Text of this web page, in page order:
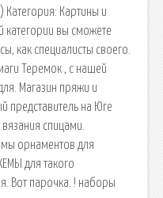
Категория: Картины и
категории вы сможете
как специалисты своего.
Теремок , с нашей
Магазин пряжи и
представитель на Юге
спицами.
орнаментов для
для такого
Вот парочка. ! наборы